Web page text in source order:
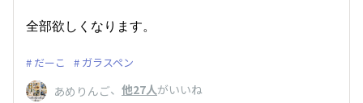
全部欲しくなります。
だーこ ガラスペン
あめりんご、 他27人がいいね